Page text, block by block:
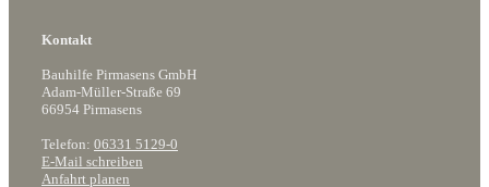
Kontakt
Bauhilfe Pirmasens GmbH
Adam-Müller-Straße 69
66954 Pirmasens
Telefon: 06331 5129-0
E-Mail schreiben
Anfahrt planen